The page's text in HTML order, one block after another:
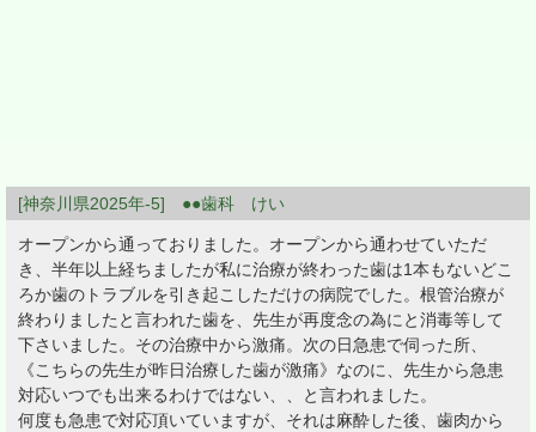
[神奈川県2025年-5] ●●歯科 けい
オープンから通っておりました。オープンから通わせていただ
き、半年以上経ちましたが私に治療が終わった歯は1本もないどこ
ろか歯のトラブルを引き起こしただけの病院でした。根管治療が
終わりましたと言われた歯を、先生が再度念の為にと消毒等して
下さいました。その治療中から激痛。次の日急患で伺った所、
《こちらの先生が昨日治療した歯が激痛》なのに、先生から急患
対応いつでも出来るわけではない、、と言われました。
何度も急患で対応頂いていますが、それは麻酔した後、歯肉から